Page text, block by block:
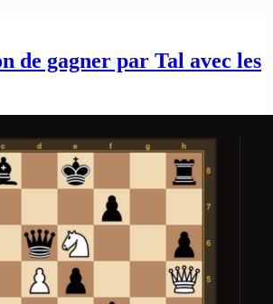
de gagner par Tal avec les